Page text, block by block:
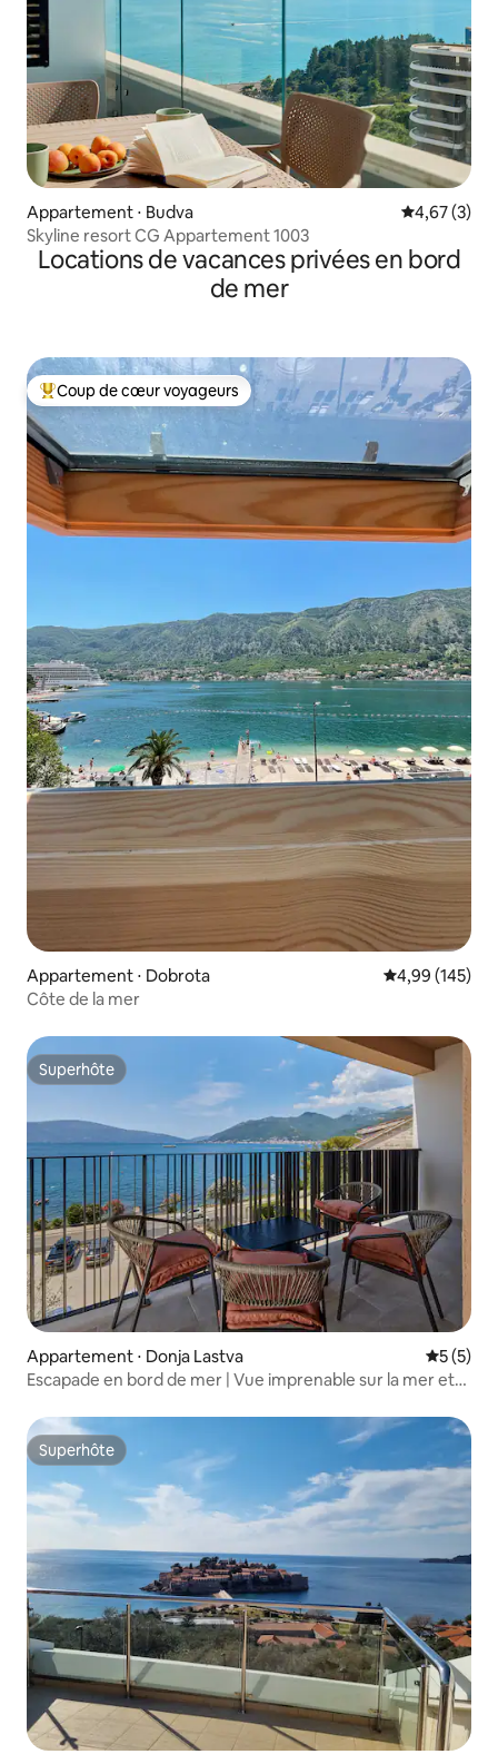
Appartement ⋅ Budva Évaluation
4,67 (3)
Skyline resort CG Appartement 1003
Locations de vacances privées en bord
de mer
Coups de cœur voyageurs les plus appréciés
Coup de cœur voyageurs
Appartement ⋅ Dobrota Évaluation
4,99 (145)
Côte de la mer
Superhôte
Superhôte
Appartement ⋅ Donja Lastva
5 (5)
Escapade en bord de mer | Vue imprenable sur la mer et
Superhôte
Superhôte